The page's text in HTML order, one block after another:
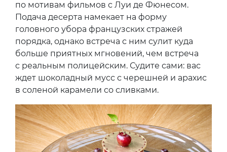
по мотивам фильмов с Луи де Фюнесом.
Подача десерта намекает на форму
головного убора французских стражей
порядка, однако встреча с ним сулит куда
больше приятных мгновений, чем встреча
с реальным полицейским. Судите сами: вас
ждет шоколадный мусс с черешней и арахис
в соленой карамели со сливками.